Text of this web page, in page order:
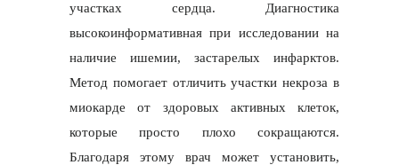
участках сердца. Диагностика
высокоинформативная при исследовании на
наличие ишемии, застарелых инфарктов.
Метод помогает отличить участки некроза в
миокарде от здоровых активных клеток,
которые просто плохо сокращаются.
Благодаря этому врач может установить,